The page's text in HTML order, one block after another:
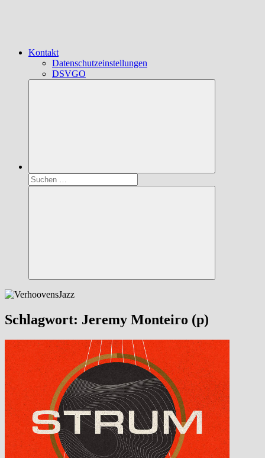
Kontakt
Datenschutzeinstellungen
DSVGO
Suchen
nach:
Suchen
Schlagwort: Jeremy Monteiro (p)